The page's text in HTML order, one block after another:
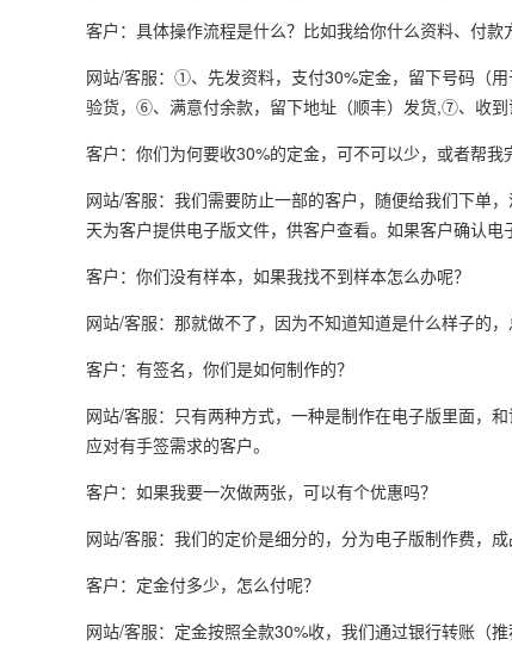
客户：具体操作流程是什么？比如我给你什么资料、付款
网站/客服：①、先发资料，支付30%定金，留下号码（
验货，⑥、满意付余款，留下地址（顺丰）发货,⑦、收到
客户：你们为何要收30%的定金，可不可以少，或者帮我
网站/客服：我们需要防止一部的客户，随便给我们下单
天为客户提供电子版文件，供客户查看。如果客户确认
客户：你们没有样本，如果我找不到样本怎么办呢？
网站/客服：那就做不了，因为不知道知道是什么样子的
客户：有签名，你们是如何制作的？
网站/客服：只有两种方式，一种是制作在电子版里面，
应对有手签需求的客户。
客户：如果我要一次做两张，可以有个优惠吗？
网站/客服：我们的定价是细分的，分为电子版制作费，
客户：定金付多少，怎么付呢？
网站/客服：定金按照全款30%收，我们通过银行转账（